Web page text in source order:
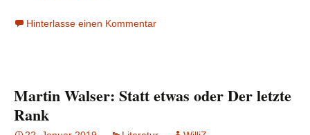
Gar
an
unbekannte
Hinterlasse einen Kommentar
Martin Walser: Statt etwas oder Der letzte
Rank